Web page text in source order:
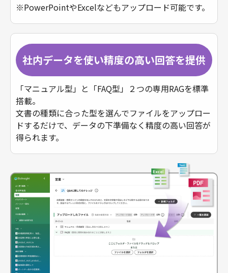
※PowerPointやExcelなどもアップロード可能です。
社内データを使い精度の高い回答を提供
「マニュアル型」と「FAQ型」２つの専用RAGを標準
搭載。
文書の種類に合った型を選んでファイルをアップロー
ドするだけで、データの下準備なく精度の高い回答が
得られます。